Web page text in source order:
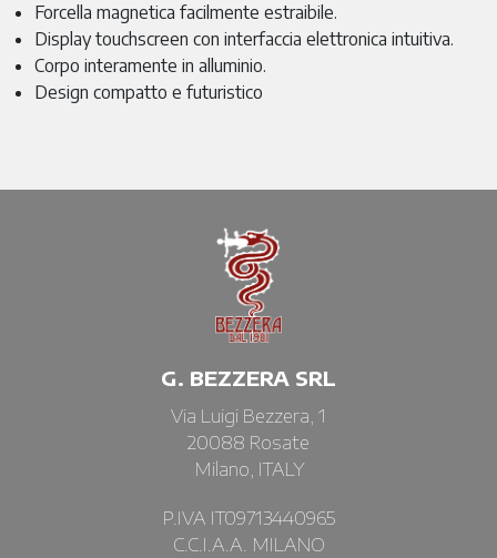
Forcella magnetica facilmente estraibile.
Display touchscreen con interfaccia elettronica intuitiva.
Corpo interamente in alluminio.
Design compatto e futuristico
G. BEZZERA SRL
Via Luigi Bezzera, 1
20088 Rosate
Milano, ITALY
P.IVA IT09713440965
C.C.I.A.A. MILANO